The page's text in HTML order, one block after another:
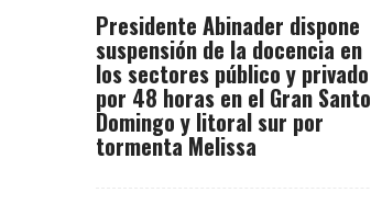
Presidente Abinader dispone
suspensión de la docencia en
los sectores público y privado
por 48 horas en el Gran Santo
Domingo y litoral sur por
tormenta Melissa